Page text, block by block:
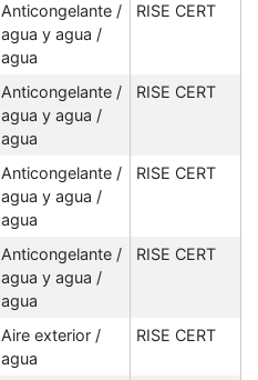
Anticongelante /
agua y agua /
agua
RISE CERT
Anticongelante /
agua y agua /
agua
RISE CERT
Anticongelante /
agua y agua /
agua
RISE CERT
Anticongelante /
agua y agua /
agua
RISE CERT
Aire exterior /
agua
RISE CERT